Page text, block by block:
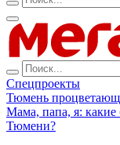
Спецпроекты
Тюмень
Мама, папа, я: какие
Тюмени?